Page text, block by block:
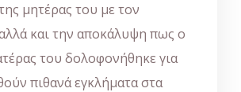
μητέρας του με τον
και την αποκάλυψη πως ο
του δολοφονήθηκε για
πιθανά εγκλήματα στα